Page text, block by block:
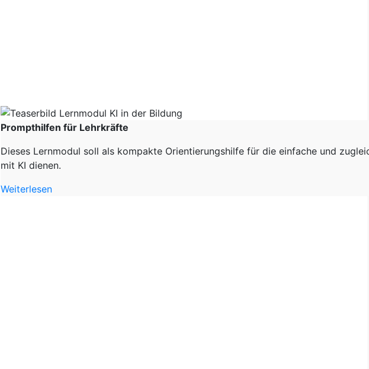
Prompthilfen für Lehrkräfte
Dieses Lernmodul soll als kompakte Orientierungshilfe für die einfache und
mit KI dienen.
Weiterlesen